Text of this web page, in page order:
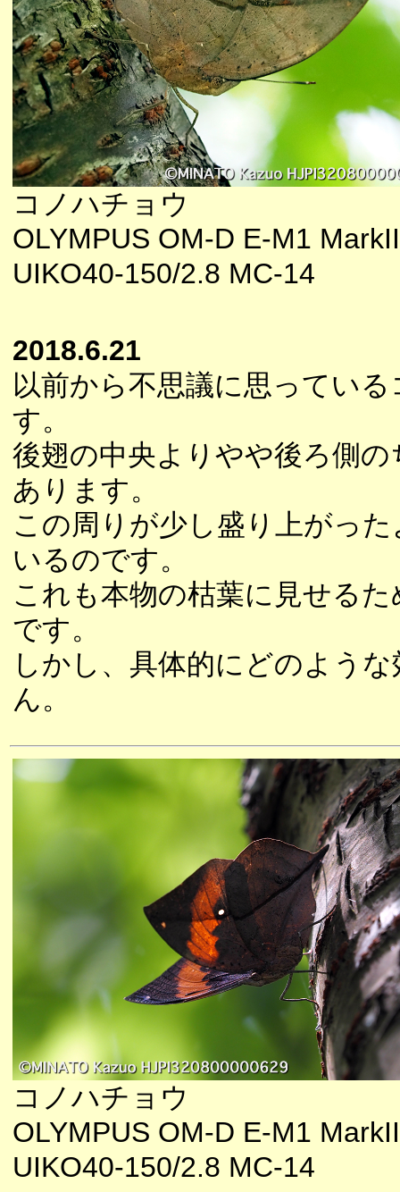
コノハチョウ
OLYMPUS OM-D E-M1
UIKO40-150/2.8 MC-14
2018.6.21
以前から不思議に思ってい
す。
後翅の中央よりやや後ろ側
あります。
この周りが少し盛り上がっ
いるのです。
これも本物の枯葉に見せる
です。
しかし、具体的にどのよう
ん。
コノハチョウ
OLYMPUS OM-D E-M1
UIKO40-150/2.8 MC-14